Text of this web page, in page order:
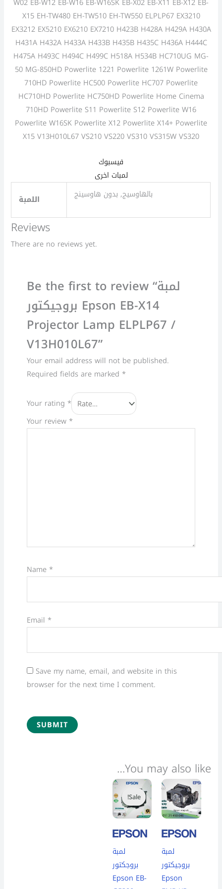
X15 EH-TW480 EH-TW510 EH-TW550 ELPLP67 EX3210
EX3212 EX5210 EX6210 EX7210 H423B H428A H429A H430A
H431A H432A H433A H433B H435B H435C H436A H444C
H475A H493C H494C H499C H518A H534B HC710UG MG-
50 MG-850HD Powerlite 1221 Powerlite 1261W Powerlite
710HD Powerlite HC500 Powerlite HC707 Powerlite
HC710HD Powerlite HC750HD Powerlite Home Cinema
710HD Powerlite S11 Powerlite S12 Powerlite W16
Powerlite W16SK Powerlite X12 Powerlite X14+ Powerlite
X15 V13H010L67 VS210 VS220 VS310 VS315W VS320
فيسبوك
لمبات اخرى
اللمبة
بالهاوسيج, بدون هاوسينج
Reviews
There are no reviews yet.
Be the first to review “لمبة
بروجيكتور Epson EB-X14
Projector Lamp ELPLP67 /
V13H010L67”
Your email address will not be published.
Required fields are marked *
Your rating *
Your review*
Name*
Email *
Save my name, email, and website in this
browser for the next time I comment.
You may also like…
لمبة
بروجيكتور
Epson
Price
range:
3,600 EGP
through
4,200 EGP
This
product
has
variants.
The
options
may
Sale!
Sale!
لمبة
بروجكتور
Epson EB-
Price
6,999 EGP
This
has
variants.
The
options
may